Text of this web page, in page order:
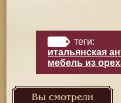
теги:
итальянская
мебель из
Вы смотрели